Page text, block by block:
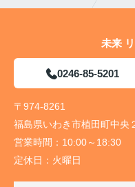
未来
0246-85-5201
〒974-8261
福島県いわき市植田町中央
営業時間： 10:00～18:30
定休日： 火曜日